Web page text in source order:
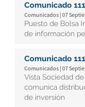
Comunicado
Comunicados | 07
Puesto de Bolsa
de información
Comunicado
Comunicados | 07
Vista Sociedad
comunica
de inversión